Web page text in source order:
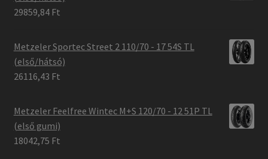
29859,84 Ft
Metzeler Sportec Street 2 110/70 - 17 54S TL
(első/hátsó)
26116,43 Ft
Metzeler Feelfree Wintec M+S 120/70 - 12 51P TL
(első gumi)
18042,75 Ft